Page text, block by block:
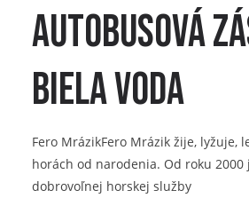
autobusová
Biela voda
Fero MrázikFero Mrázik žije, lyžuje,
horách od narodenia. Od roku 2000
dobrovoľnej horskej služby